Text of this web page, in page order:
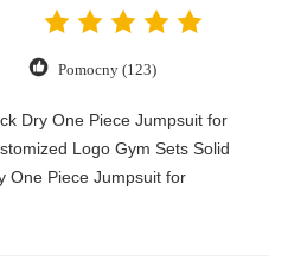
Pomocny (123)
Dry One Piece Jumpsuit for
Logo Gym Sets Solid
One Piece Jumpsuit for